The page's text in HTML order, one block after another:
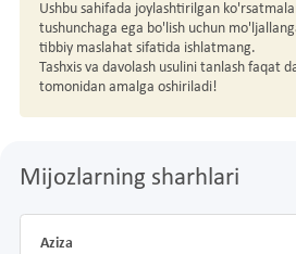
Ushbu sahifada joylashtirilgan
tushunchaga ega bo'lish uchun
tibbiy maslahat sifatida ishlatmang.
Tashxis va davolash usulini tanlash faqat
tomonidan amalga oshiriladi!
Mijozlarning sharhlari
Aziza